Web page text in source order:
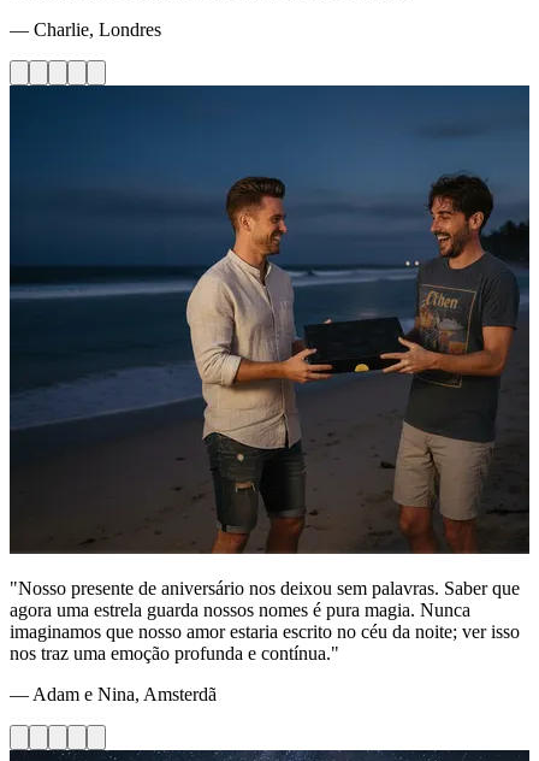
— Charlie, Londres
"Nosso presente de aniversário nos deixou sem palavras. Saber que
agora uma estrela guarda nossos nomes é pura magia. Nunca
imaginamos que nosso amor estaria escrito no céu da noite; ver isso
nos traz uma emoção profunda e contínua."
— Adam e Nina, Amsterdã